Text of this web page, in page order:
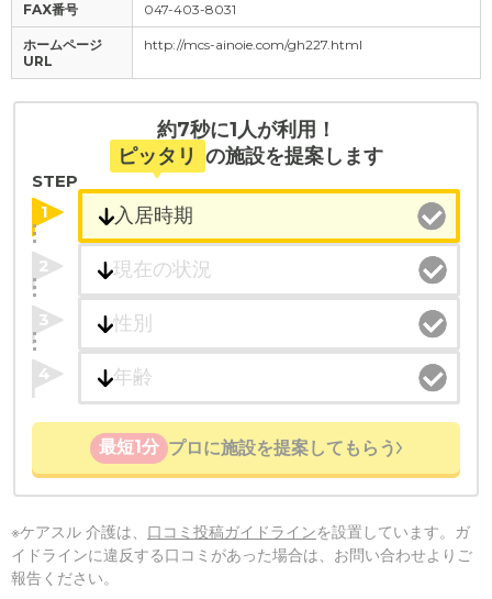
FAX番号 047-403-8031
ホームページ
URL
http://mcs-ainoie.com/gh227.html
約7秒に1人が利用！
ピッタリ の施設を提案します
STEP
1
2
3
4
最短1分 プロに施設を提案してもらう
※ケアスル 介護は、 口コミ投稿ガイドラインを設置しています。ガ
イドラインに違反する口コミがあった場合は、お問い合わせよりご
報告ください。